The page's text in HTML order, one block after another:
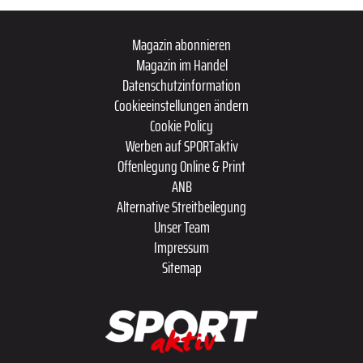
Magazin abonnieren
Magazin im Handel
Datenschutzinformation
Cookieeinstellungen ändern
Cookie Policy
Werben auf SPORTaktiv
Offenlegung Online & Print
ANB
Alternative Streitbeilegung
Unser Team
Impressum
Sitemap